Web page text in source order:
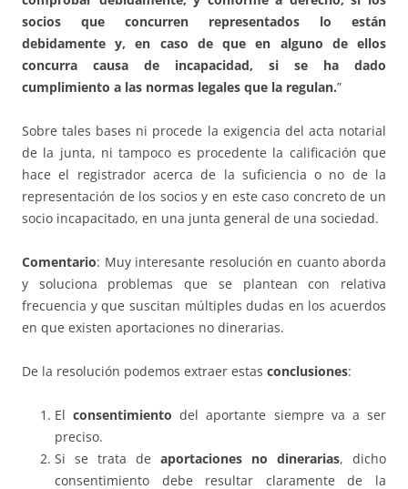
socios que concurren representados lo están
debidamente y, en caso de que en alguno de ellos
concurra causa de incapacidad, si se ha dado
cumplimiento a las normas legales que la regulan.”
Sobre tales bases ni procede la exigencia del acta notarial
de la junta, ni tampoco es procedente la calificación que
hace el registrador acerca de la suficiencia o no de la
representación de los socios y en este caso concreto de un
socio incapacitado, en una junta general de una sociedad.
Comentario: Muy interesante resolución en cuanto aborda
y soluciona problemas que se plantean con relativa
frecuencia y que suscitan múltiples dudas en los acuerdos
en que existen aportaciones no dinerarias.
De la resolución podemos extraer estas conclusiones:
Elconsentimiento del aportante siempre va a ser
preciso.
Si se trata de aportaciones no dinerarias, dicho
consentimiento debe resultar claramente de la